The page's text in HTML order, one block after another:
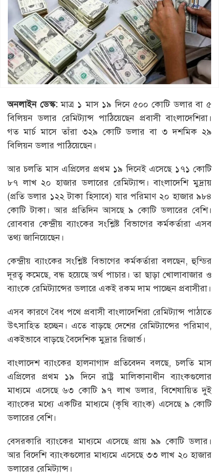
অনলাইন ডেস্ক:মাত্র ১ মাস ১৯ দিনে ৫০০ কোটি ডলার বা ৫
বিলিয়ন ডলার রেমিট্যান্স পাঠিয়েছেন প্রবাসী বাংলাদেশিরা।
গত মার্চ মাসে তাঁরা ৩২৯ কোটি ডলার বা ৩ দশমিক ২৯
বিলিয়ন ডলার পাঠিয়েছেন।
আর চলতি মাস এপ্রিলের প্রথম ১৯ দিনেই এসেছে ১৭১ কোটি
৮৭ লাখ ২০ হাজার ডলারের রেমিট্যান্স। বাংলাদেশি মুদ্রায়
(প্রতি ডলার ১২২ টাকা হিসাবে) যার পরিমাণ ২০ হাজার ৯৮৪
কোটি টাকা। আর প্রতিদিন আসছে ৯ কোটি ডলারের বেশি।
রোববার কেন্দ্রীয় ব্যাংকের সংশ্লিষ্ট বিভাগের কর্মকর্তারা এসব
তথ্য জানিয়েছেন।
কেন্দ্রীয় ব্যাংকের সংশ্লিষ্ট বিভাগের কর্মকর্তারা বলছেন, হুন্ডির
দূরত্ব কমেছে, বন্ধ হয়েছে অর্থ পাচার। তা ছাড়া খোলাবাজার ও
ব্যাংকে রেমিট্যান্সের ডলারে একই রকম দাম পাচ্ছেন প্রবাসীরা।
এসব কারণে বৈধ পথে প্রবাসী বাংলাদেশিরা রেমিট্যান্স পাঠাতে
উৎসাহিত হচ্ছেন। এতে বাড়ছে দেশের রেমিট্যান্সের পরিমাণ,
একইভাবে বাড়ছে বৈদেশিক মুদ্রার রিজার্ভ।
বাংলাদেশ ব্যাংকের হালনাগাদ প্রতিবেদন বলছে, চলতি মাস
এপ্রিলের প্রথম ১৯ দিনে রাষ্ট্র মালিকানাধীন ব্যাংকগুলোর
মাধ্যমে এসেছে ৬৩ কোটি ৯৭ লাখ ডলার, বিশেষায়িত দুই
ব্যাংকের মধ্যে একটির মাধ্যমে (কৃষি ব্যাংক) এসেছে ৯ কোটি
ডলারের বেশি।
বেসরকারি ব্যাংকের মাধ্যমে এসেছে প্রায় ৯৯ কোটি ডলার।
আর বিদেশি ব্যাংকগুলোর মাধ্যমে এসেছে ৩৩ লাখ ২০ হাজার
ডলারের রেমিট্যান্স।